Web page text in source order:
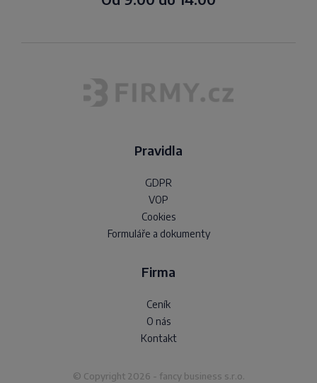
Pravidla
GDPR
VOP
Cookies
Formuláře a dokumenty
Firma
Ceník
O nás
Kontakt
© Copyright 2026 - fancy business s.r.o.